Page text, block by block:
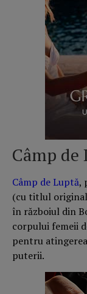
Câmp de
Câmp de Luptă,
(cu titlul original
în războiul din
corpului femeii
pentru
puterii.